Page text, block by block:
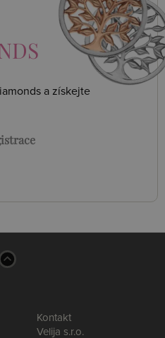
a získejte
Kontakt
Velija s.r.o.